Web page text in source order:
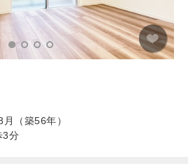
（築56年）
3分